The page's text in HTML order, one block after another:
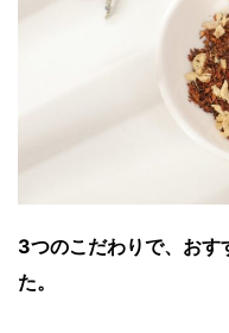
3つのこだわりで、おす
た。